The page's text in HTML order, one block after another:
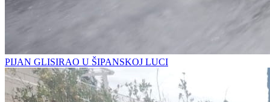
PIJAN GLISIRAO U ŠIPANSKOJ LUCI